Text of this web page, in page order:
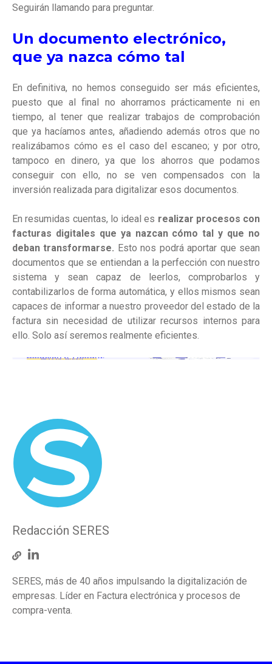
Seguirán llamando para preguntar.
Un documento electrónico,
que ya nazca cómo tal
En definitiva, no hemos conseguido ser más eficientes,
puesto que al final no ahorramos prácticamente ni en
tiempo, al tener que realizar trabajos de comprobación
que ya hacíamos antes, añadiendo además otros que no
realizábamos cómo es el caso del escaneo; y por otro,
tampoco en dinero, ya que los ahorros que podamos
conseguir con ello, no se ven compensados con la
inversión realizada para digitalizar esos documentos.
En resumidas cuentas, lo ideal es realizar procesos con
facturas digitales que ya nazcan cómo tal y que no
deban transformarse. Esto nos podrá aportar que sean
documentos que se entiendan a la perfección con nuestro
sistema y sean capaz de leerlos, comprobarlos y
contabilizarlos de forma automática, y ellos mismos sean
capaces de informar a nuestro proveedor del estado de la
factura sin necesidad de utilizar recursos internos para
ello. Solo así seremos realmente eficientes.
Redacción SERES
SERES, más de 40 años impulsando la digitalización de
empresas. Líder en Factura electrónica y procesos de
compra-venta.